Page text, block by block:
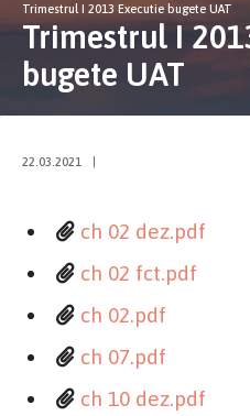
Trimestrul I 2013 Executie bugete UAT
Trimestrul I
bugete UAT
22.03.2021
ch 02 dez.pdf
ch 02 fct.pdf
ch 02.pdf
ch 07.pdf
ch 10 dez.pdf